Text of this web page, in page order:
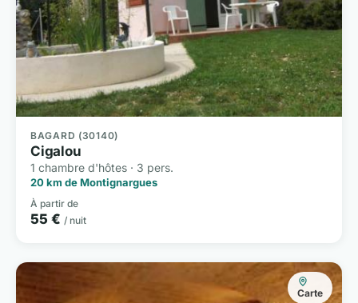
BAGARD (30140)
Cigalou
1 chambre d'hôtes · 3 pers.
20 km de Montignargues
À partir de
55 € / nuit
Carte